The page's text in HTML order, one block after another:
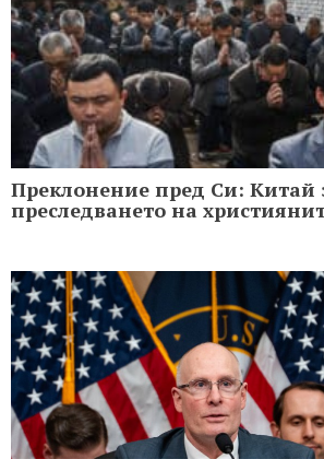
Преклонение пред Си: Китай
преследването на